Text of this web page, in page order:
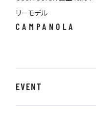
リーモデル
CAMPANOLA
EVENT